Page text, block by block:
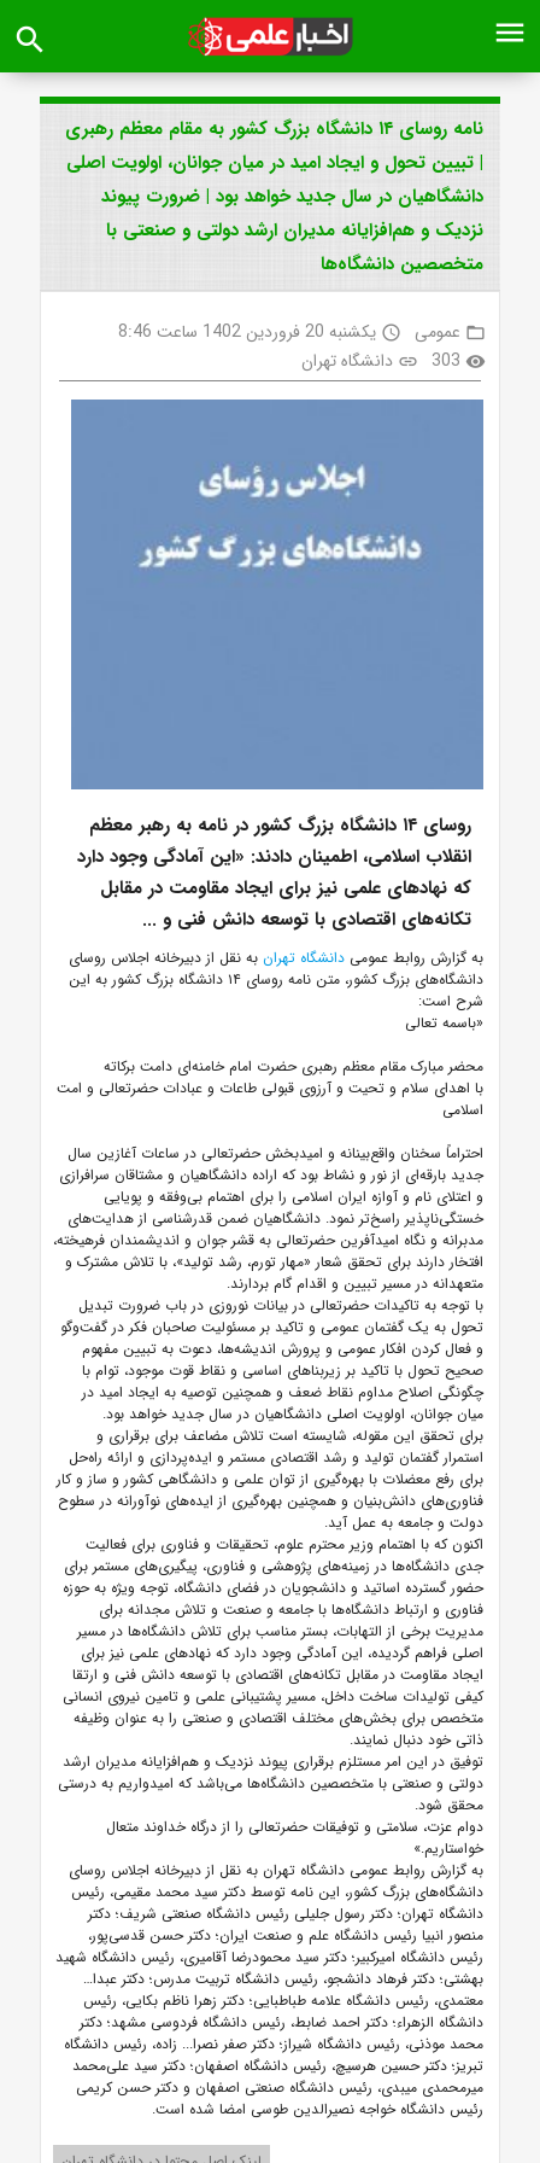
menu
search
نامه روسای ۱۴ دانشگاه بزرگ کشور به مقام معظم رهبری
| تبیین تحول و ایجاد امید در میان جوانان، اولویت اصلی
دانشگاهیان در سال جدید خواهد بود | ضرورت پیوند
نزدیک و هم‌افزایانه مدیران ارشد دولتی و صنعتی با
متخصصین دانشگاه‌ها
folder_open عمومی access_time یکشنبه 20 فروردین 1402 ساعت 8:46
visibility
303
link دانشگاه تهران
روسای ۱۴ دانشگاه بزرگ کشور در نامه به رهبر معظم
انقلاب اسلامی، اطمینان دادند: «این آمادگی وجود دارد
که نهادهای علمی نیز برای ایجاد مقاومت در مقابل
تکانه‌های اقتصادی با توسعه دانش فنی و ...
به گزارش روابط عمومی دانشگاه تهران به نقل از دبیرخانه اجلاس روسای
دانشگاه‌های بزرگ کشور، متن نامه روسای ۱۴ دانشگاه بزرگ کشور به این
شرح است:
«باسمه تعالی
محضر مبارک مقام معظم رهبری حضرت امام خامنه‌ای دامت برکاته
با اهدای سلام و تحیت و آرزوی قبولی طاعات و عبادات حضرتعالی و امت
اسلامی
احتراماً سخنان واقع‌بینانه و امیدبخش حضرتعالی در ساعات آغازین سال
جدید بارقه‌ای از نور و نشاط بود که اراده دانشگاهیان و مشتاقان سرافرازی
و اعتلای نام و آوازه ایران اسلامی را برای اهتمام بی‌وفقه و پویایی
خستگی‌ناپذیر راسخ‌تر نمود. دانشگاهیان ضمن قدرشناسی از هدایت‌های
مدبرانه و نگاه امیدآفرین حضرتعالی به قشر جوان و اندیشمندان فرهیخته،
افتخار دارند برای تحقق شعار «مهار تورم، رشد تولید»، با تلاش مشترک و
متعهدانه در مسیر تبیین و اقدام گام بردارند.
با توجه به تاکیدات حضرتعالی در بیانات نوروزی در باب ضرورت تبدیل
تحول به یک گفتمان عمومی و تاکید بر مسئولیت صاحبان فکر در گفت‌وگو
و فعال کردن افکار عمومی و پرورش اندیشه‌ها، دعوت به تبیین مفهوم
صحیح تحول با تاکید بر زیربناهای اساسی و نقاط قوت موجود، توام با
چگونگی اصلاح مداوم نقاط ضعف و همچنین توصیه به ایجاد امید در
میان جوانان، اولویت اصلی دانشگاهیان در سال جدید خواهد بود.
برای تحقق این مقوله، شایسته است تلاش مضاعف برای برقراری و
استمرار گفتمان تولید و رشد اقتصادی مستمر و ایده‌پردازی و ارائه راه‌حل
برای رفع معضلات با بهره‌گیری از توان علمی و دانشگاهی کشور و ساز و کار
فناوری‌های دانش‌بنیان و همچنین بهره‌گیری از ایده‌های نوآورانه در سطوح
دولت و جامعه به عمل آید.
اکنون که با اهتمام وزیر محترم علوم، تحقیقات و فناوری برای فعالیت
جدی دانشگاه‌ها در زمینه‌های پژوهشی و فناوری، پیگیری‌های مستمر برای
حضور گسترده اساتید و دانشجویان در فضای دانشگاه، توجه ویژه به حوزه
فناوری و ارتباط دانشگاه‌ها با جامعه و صنعت و تلاش مجدانه برای
مدیریت برخی از التهابات، بستر مناسب برای تلاش دانشگاه‌ها در مسیر
اصلی فراهم گردیده، این آمادگی وجود دارد که نهادهای علمی نیز برای
ایجاد مقاومت در مقابل تکانه‌های اقتصادی با توسعه دانش فنی و ارتقا
کیفی تولیدات ساخت داخل، مسیر پشتیبانی علمی و تامین نیروی انسانی
متخصص برای بخش‌های مختلف اقتصادی و صنعتی را به عنوان وظیفه
ذاتی خود دنبال نمایند.
توفیق در این امر مستلزم برقراری پیوند نزدیک و هم‌افزایانه مدیران ارشد
دولتی و صنعتی با متخصصین دانشگاه‌ها می‌باشد که امیدواریم به درستی
محقق شود.
دوام عزت، سلامتی و توفیقات حضرتعالی را از درگاه خداوند متعال
خواستاریم.»
به گزارش روابط عمومی دانشگاه تهران به نقل از دبیرخانه اجلاس روسای
دانشگاه‌های بزرگ کشور، این نامه توسط دکتر سید محمد مقیمی، رئیس
دانشگاه تهران؛ دکتر رسول جلیلی رئیس دانشگاه صنعتی شریف؛ دکتر
منصور انبیا رئیس دانشگاه علم و صنعت ایران؛ دکتر حسن قدسی‌پور،
رئیس دانشگاه امیرکبیر؛ دکتر سید محمودرضا آقامیری، رئیس دانشگاه شهید
بهشتی؛ دکتر فرهاد دانشجو، رئیس دانشگاه تربیت مدرس؛ دکتر عبدا…
معتمدی، رئیس دانشگاه علامه طباطبایی؛ دکتر زهرا ناظم بکایی، رئیس
دانشگاه الزهراء؛ دکتر احمد ضابط، رئیس دانشگاه فردوسی مشهد؛ دکتر
محمد موذنی، رئیس دانشگاه شیراز؛ دکتر صفر نصرا... زاده، رئیس دانشگاه
تبریز؛ دکتر حسین هرسیچ، رئیس دانشگاه اصفهان؛ دکتر سید علی‌محمد
میرمحمدی میبدی، رئیس دانشگاه صنعتی اصفهان و دکتر حسن کریمی
رئیس دانشگاه خواجه نصیرالدین طوسی امضا شده است.